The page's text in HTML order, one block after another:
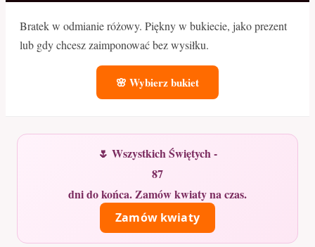
Bratek w odmianie różowy. Piękny w bukiecie, jako prezent
lub gdy chcesz zaimponować bez wysiłku.
🌸 Wybierz bukiet
🌷 Wszystkich Świętych -
87
dni do końca. Zamów kwiaty na czas.
Zamów kwiaty